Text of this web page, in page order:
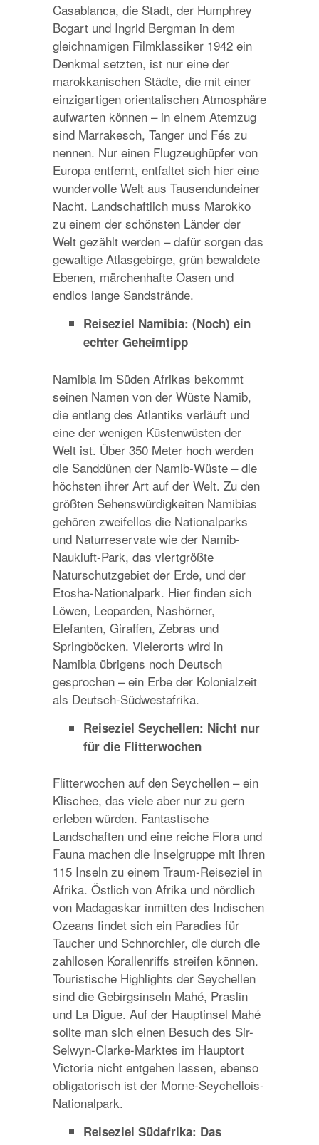
Casablanca, die Stadt, der Humphrey
Bogart und Ingrid Bergman in dem
gleichnamigen Filmklassiker 1942 ein
Denkmal setzten, ist nur eine der
marokkanischen Städte, die mit einer
einzigartigen orientalischen Atmosphäre
aufwarten können – in einem Atemzug
sind Marrakesch, Tanger und Fés zu
nennen. Nur einen Flugzeughüpfer von
Europa entfernt, entfaltet sich hier eine
wundervolle Welt aus Tausendundeiner
Nacht. Landschaftlich muss Marokko
zu einem der schönsten Länder der
Welt gezählt werden – dafür sorgen das
gewaltige Atlasgebirge, grün bewaldete
Ebenen, märchenhafte Oasen und
endlos lange Sandstrände.
Reiseziel Namibia: (Noch) ein
echter Geheimtipp
Namibia im Süden Afrikas bekommt
seinen Namen von der Wüste Namib,
die entlang des Atlantiks verläuft und
eine der wenigen Küstenwüsten der
Welt ist. Über 350 Meter hoch werden
die Sanddünen der Namib-Wüste – die
höchsten ihrer Art auf der Welt. Zu den
größten Sehenswürdigkeiten Namibias
gehören zweifellos die Nationalparks
und Naturreservate wie der Namib-
Naukluft-Park, das viertgrößte
Naturschutzgebiet der Erde, und der
Etosha-Nationalpark. Hier finden sich
Löwen, Leoparden, Nashörner,
Elefanten, Giraffen, Zebras und
Springböcken. Vielerorts wird in
Namibia übrigens noch Deutsch
gesprochen – ein Erbe der Kolonialzeit
als Deutsch-Südwestafrika.
Reiseziel Seychellen: Nicht nur
für die Flitterwochen
Flitterwochen auf den Seychellen – ein
Klischee, das viele aber nur zu gern
erleben würden. Fantastische
Landschaften und eine reiche Flora und
Fauna machen die Inselgruppe mit ihren
115 Inseln zu einem Traum-Reiseziel in
Afrika. Östlich von Afrika und nördlich
von Madagaskar inmitten des Indischen
Ozeans findet sich ein Paradies für
Taucher und Schnorchler, die durch die
zahllosen Korallenriffs streifen können.
Touristische Highlights der Seychellen
sind die Gebirgsinseln Mahé, Praslin
und La Digue. Auf der Hauptinsel Mahé
sollte man sich einen Besuch des Sir-
Selwyn-Clarke-Marktes im Hauptort
Victoria nicht entgehen lassen, ebenso
obligatorisch ist der Morne-Seychellois-
Nationalpark.
Reiseziel Südafrika: Das